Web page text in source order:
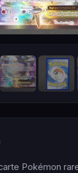
Pokémon